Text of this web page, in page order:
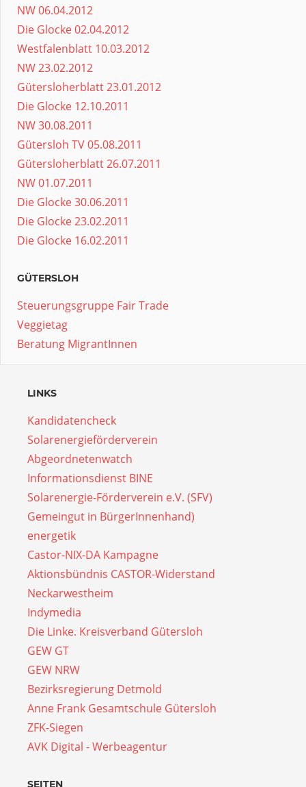
NW 06.04.2012
Die Glocke 02.04.2012
Westfalenblatt 10.03.2012
NW 23.02.2012
Gütersloherblatt 23.01.2012
Die Glocke 12.10.2011
NW 30.08.2011
Gütersloh TV 05.08.2011
Gütersloherblatt 26.07.2011
NW 01.07.2011
Die Glocke 30.06.2011
Die Glocke 23.02.2011
Die Glocke 16.02.2011
GÜTERSLOH
Steuerungsgruppe Fair Trade
Veggietag
Beratung MigrantInnen
LINKS
Kandidatencheck
Solarenergieförderverein
Abgeordnetenwatch
Informationsdienst BINE
Solarenergie-Förderverein e.V. (SFV)
Gemeingut in BürgerInnenhand)
energetik
Castor-NIX-DA Kampagne
Aktionsbündnis CASTOR-Widerstand
Neckarwestheim
Indymedia
Die Linke. Kreisverband Gütersloh
GEW GT
GEW NRW
Bezirksregierung Detmold
Anne Frank Gesamtschule Gütersloh
ZFK-Siegen
AVK Digital - Werbeagentur
SEITEN